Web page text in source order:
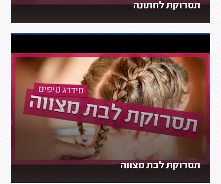
תסרוקת לחתונה
תסרוקת לבת מצווה